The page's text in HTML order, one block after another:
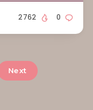
0
2762
Next